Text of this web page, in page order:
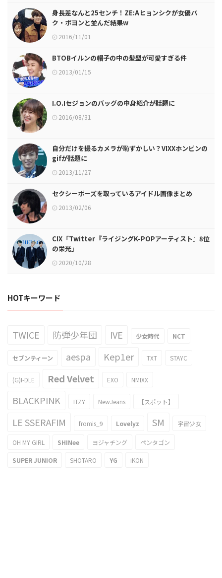
身長差なんと25センチ！ZE:Aヒョンシクが女優パ
ク・ボヨンと並んだ結果w
2016/11/01
BTOBイルンの帽子の中の髪型が可愛すぎる件
2013/01/15
I.O.Iセジョンのバッグの中身紹介が話題に
2016/08/31
自分だけを撮るカメラが恥ずかしい？VIXXホンビンの
gifが話題に
2013/11/27
セクシーポーズを取っているアイドル画像まとめ
2013/02/06
CIX「Twitter『ライジングK-POPアーティスト』8位
の栄光」
2020/10/28
HOTキーワード
TWICE 防弾少年団 IVE 少女時代 NCT
セブンティーン aespa Kep1er TXT STAYC
(G)I-DLE Red Velvet EXO NMIXX
BLACKPINK ITZY NewJeans 【スポット】
LE SSERAFIM fromis_9 Lovelyz SM 宇宙少女
OH MY GIRL SHINee ヨジャチング ペンタゴン
SUPER JUNIOR SHOTARO YG iKON